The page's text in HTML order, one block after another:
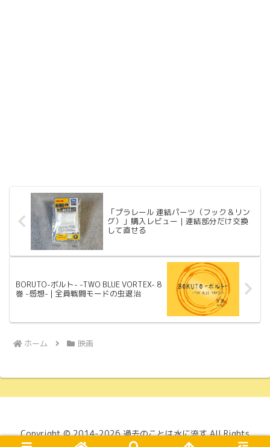
「プラレール 連結パーツ（フック＆リン
グ）」購入レビュー｜連結部分だけ交換
して直せる
BORUTO-ボルト- -TWO BLUE VORTEX- 8
巻 -感想- | 全員戦闘モードの虫退治
ホーム 映画
Copyright © 2014-2026 過去のことは水に流す All Rights